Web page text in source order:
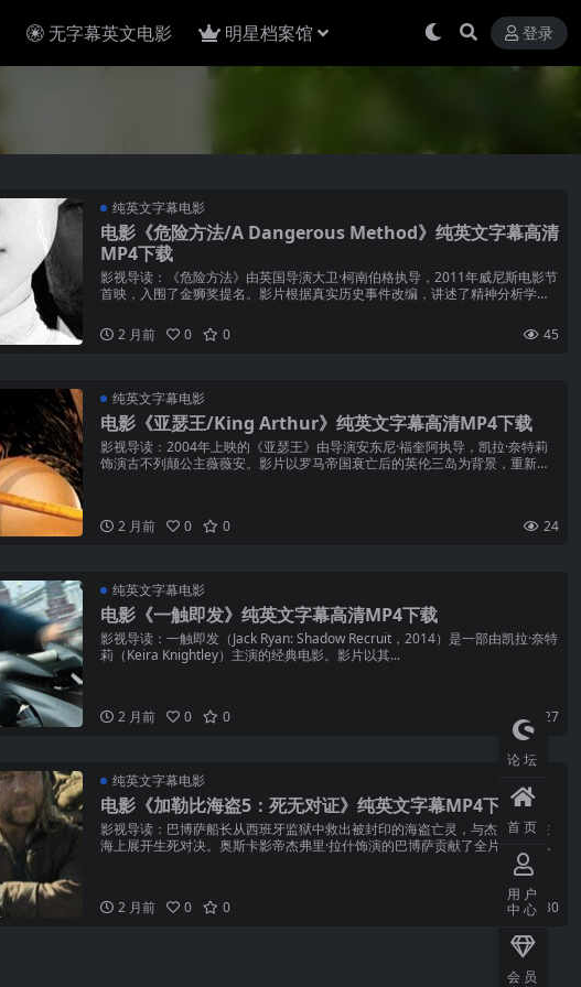
无字幕英文电影 明星档案馆 登录
纯英文字幕电影
电影《危险方法/A Dangerous Method》纯英文字幕高清
MP4下载
影视导读：《危险方法》由英国导演大卫·柯南伯格执导，2011年威尼斯电影节
首映，入围了金狮奖提名。影片根据真实历史事件改编，讲述了精神分析学派
2 月前
0 0 45
纯英文字幕电影
电影《亚瑟王/King Arthur》纯英文字幕高清MP4下载
影视导读：2004年上映的《亚瑟王》由导演安东尼·福奎阿执导，凯拉·奈特莉
饰演古不列颠公主薇薇安。影片以罗马帝国衰亡后的英伦三岛为背景，重新演
2 月前 0 0 24
纯英文字幕电影
电影《一触即发》纯英文字幕高清MP4下载
影视导读：一触即发（Jack Ryan: Shadow Recruit，2014）是一部由凯拉·奈特
莉（Keira Knightley）主演的经典电影。影片以其...
2 月前 0 0 27
纯英文字幕电影
电影《加勒比海盗5：死无对证》纯英文字幕MP4下载
影视导读：巴博萨船长从西班牙监狱中救出被封印的海盗亡灵，与杰克船长在
海上展开生死对决。奥斯卡影帝杰弗里·拉什饰演的巴博萨贡献了全片最精彩演
2 月前 0 0 30
论坛
首页
用户
中心
会员